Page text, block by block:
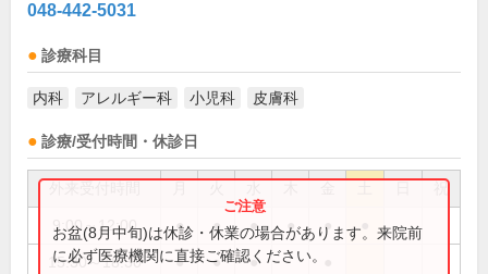
048-442-5031
診療科目
内科 アレルギー科 小児科 皮膚科
診療/受付時間・休診日
祝
9:00～12:00 ● ● ● ● ●
15:30～18:30 ● ● ●
お盆(8月中旬)は休診・休業の場合があります。来院前
に必ず医療機関に直接ご確認ください。